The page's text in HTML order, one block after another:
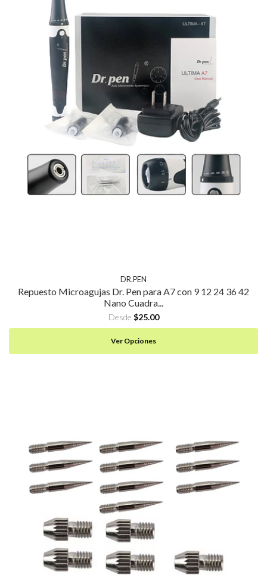
DR.PEN
Repuesto Microagujas Dr. Pen para A7 con 9 12 24 36 42
Nano Cuadra...
Desde $25.00
Ver Opciones